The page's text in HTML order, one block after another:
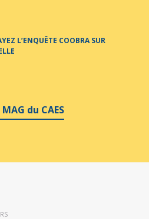
L’ENQUÊTE COOBRA SUR
du CAES